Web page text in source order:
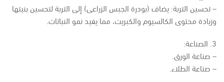
– تحسين التربة: يضاف (بودرة الجبس الزراعى) إلى التربة لتحسين بنيتها
وزيادة محتوى الكالسيوم والكبريت، مما يفيد نمو النباتات.
3. الصناعة:
– صناعة الورق.
– صناعة الطلاء.